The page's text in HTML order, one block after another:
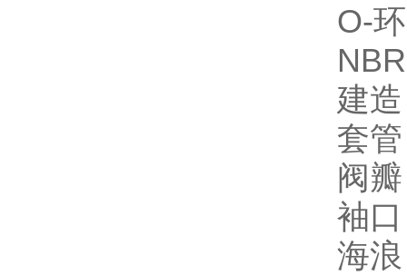
O-环
建造
套管
阀瓣
袖口
海浪